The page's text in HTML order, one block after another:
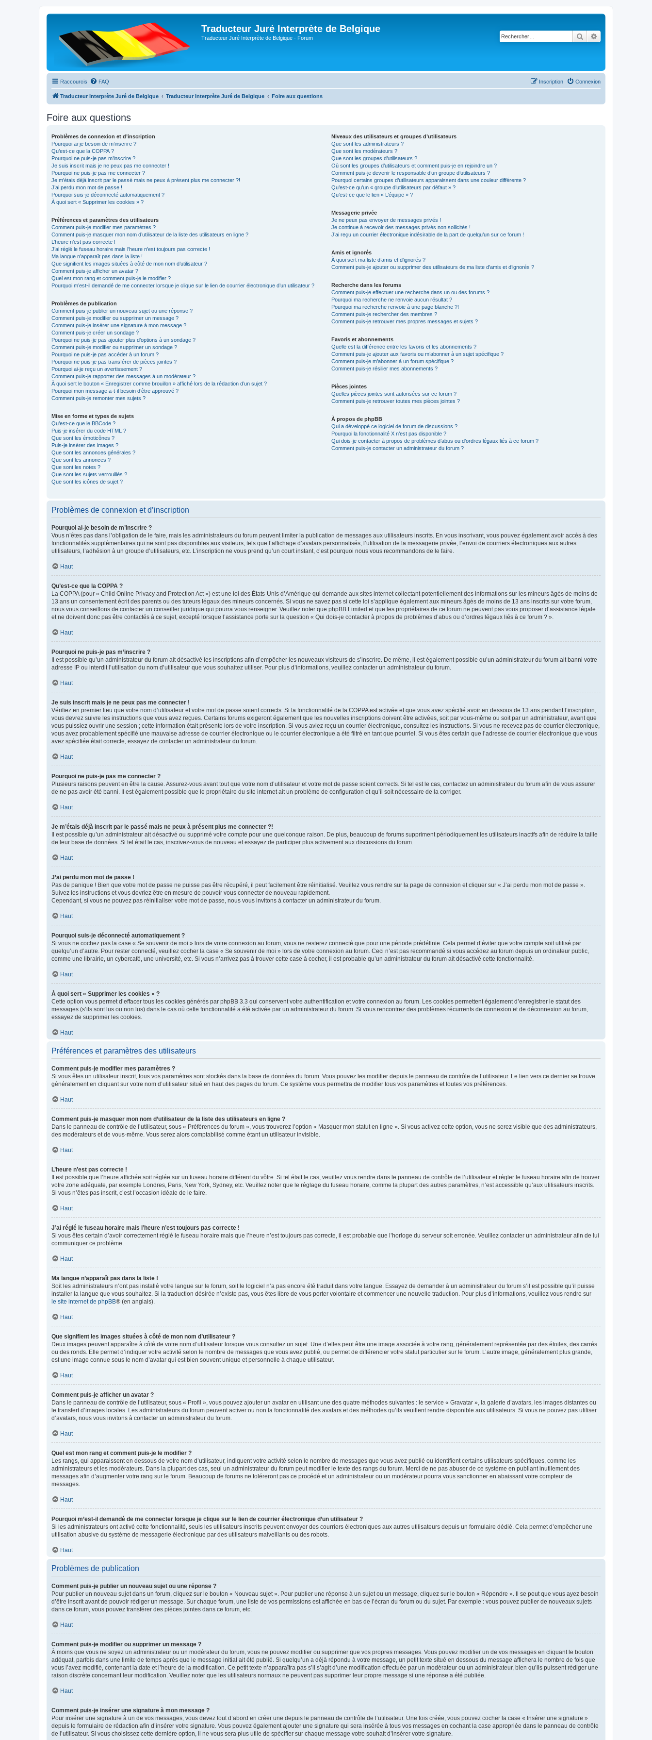
Traducteur Juré Interprète de Belgique
Traducteur Juré Interprète de Belgique - Forum Rechercher
Raccourcis FAQ Connexion
Inscription
Traducteur Interprète Juré de Belgique Traducteur Interprète Juré de Belgique Foire aux questions
Foire aux questions
Problèmes de connexion et d’inscription
Pourquoi ai-je besoin de m’inscrire ?
Qu’est-ce que la COPPA ?
Pourquoi ne puis-je pas m’inscrire ?
Je suis inscrit mais je ne peux pas me connecter !
Pourquoi ne puis-je pas me connecter ?
Je m’étais déjà inscrit par le passé mais ne peux à présent plus me connecter ?!
J’ai perdu mon mot de passe !
Pourquoi suis-je déconnecté automatiquement ?
À quoi sert « Supprimer les cookies » ?
Préférences et paramètres des utilisateurs
Comment puis-je modifier mes paramètres ?
Comment puis-je masquer mon nom d’utilisateur de la liste des utilisateurs en ligne ?
L’heure n’est pas correcte !
J’ai réglé le fuseau horaire mais l’heure n’est toujours pas correcte !
Ma langue n’apparaît pas dans la liste !
Que signifient les images situées à côté de mon nom d’utilisateur ?
Comment puis-je afficher un avatar ?
Quel est mon rang et comment puis-je le modifier ?
Pourquoi m’est-il demandé de me connecter lorsque je clique sur le lien de courrier électronique d’un utilisateur ?
Problèmes de publication
Comment puis-je publier un nouveau sujet ou une réponse ?
Comment puis-je modifier ou supprimer un message ?
Comment puis-je insérer une signature à mon message ?
Comment puis-je créer un sondage ?
Pourquoi ne puis-je pas ajouter plus d’options à un sondage ?
Comment puis-je modifier ou supprimer un sondage ?
Pourquoi ne puis-je pas accéder à un forum ?
Pourquoi ne puis-je pas transférer de pièces jointes ?
Pourquoi ai-je reçu un avertissement ?
Comment puis-je rapporter des messages à un modérateur ?
À quoi sert le bouton « Enregistrer comme brouillon » affiché lors de la rédaction d’un sujet ?
Pourquoi mon message a-t-il besoin d’être approuvé ?
Comment puis-je remonter mes sujets ?
Mise en forme et types de sujets
Qu’est-ce que le BBCode ?
Puis-je insérer du code HTML ?
Que sont les émoticônes ?
Puis-je insérer des images ?
Que sont les annonces générales ?
Que sont les annonces ?
Que sont les notes ?
Que sont les sujets verrouillés ?
Que sont les icônes de sujet ?
Niveaux des utilisateurs et groupes d’utilisateurs
Que sont les administrateurs ?
Que sont les modérateurs ?
Que sont les groupes d’utilisateurs ?
Où sont les groupes d’utilisateurs et comment puis-je en rejoindre un ?
Comment puis-je devenir le responsable d’un groupe d’utilisateurs ?
Pourquoi certains groupes d’utilisateurs apparaissent dans une couleur différente ?
Qu’est-ce qu’un « groupe d’utilisateurs par défaut » ?
Qu’est-ce que le lien « L’équipe » ?
Messagerie privée
Je ne peux pas envoyer de messages privés !
Je continue à recevoir des messages privés non sollicités !
J’ai reçu un courrier électronique indésirable de la part de quelqu’un sur ce forum !
Amis et ignorés
À quoi sert ma liste d’amis et d’ignorés ?
Comment puis-je ajouter ou supprimer des utilisateurs de ma liste d’amis et d’ignorés ?
Recherche dans les forums
Comment puis-je effectuer une recherche dans un ou des forums ?
Pourquoi ma recherche ne renvoie aucun résultat ?
Pourquoi ma recherche renvoie à une page blanche ?!
Comment puis-je rechercher des membres ?
Comment puis-je retrouver mes propres messages et sujets ?
Favoris et abonnements
Quelle est la différence entre les favoris et les abonnements ?
Comment puis-je ajouter aux favoris ou m’abonner à un sujet spécifique ?
Comment puis-je m’abonner à un forum spécifique ?
Comment puis-je résilier mes abonnements ?
Pièces jointes
Quelles pièces jointes sont autorisées sur ce forum ?
Comment puis-je retrouver toutes mes pièces jointes ?
À propos de phpBB
Qui a développé ce logiciel de forum de discussions ?
Pourquoi la fonctionnalité X n’est pas disponible ?
Qui dois-je contacter à propos de problèmes d’abus ou d’ordres légaux liés à ce forum ?
Comment puis-je contacter un administrateur du forum ?
Problèmes de connexion et d’inscription
Pourquoi ai-je besoin de m’inscrire ?
Vous n’êtes pas dans l’obligation de le faire, mais les administrateurs du forum peuvent limiter la publication de messages aux utilisateurs inscrits. En vous inscrivant, vous pouvez également avoir accès à des
fonctionnalités supplémentaires qui ne sont pas disponibles aux visiteurs, tels que l’affichage d’avatars personnalisés, l’utilisation de la messagerie privée, l’envoi de courriers électroniques aux autres
utilisateurs, l’adhésion à un groupe d’utilisateurs, etc. L’inscription ne vous prend qu’un court instant, c’est pourquoi nous vous recommandons de le faire.
Haut
Qu’est-ce que la COPPA ?
La COPPA (pour « Child Online Privacy and Protection Act ») est une loi des États-Unis d’Amérique qui demande aux sites internet collectant potentiellement des informations sur les mineurs âgés de moins de
13 ans un consentement écrit des parents ou des tuteurs légaux des mineurs concernés. Si vous ne savez pas si cette loi s’applique également aux mineurs âgés de moins de 13 ans inscrits sur votre forum,
nous vous conseillons de contacter un conseiller juridique qui pourra vous renseigner. Veuillez noter que phpBB Limited et que les propriétaires de ce forum ne peuvent pas vous proposer d’assistance légale
et ne doivent donc pas être contactés à ce sujet, excepté lorsque l’assistance porte sur la question « Qui dois-je contacter à propos de problèmes d’abus ou d’ordres légaux liés à ce forum ? ».
Haut
Pourquoi ne puis-je pas m’inscrire ?
Il est possible qu’un administrateur du forum ait désactivé les inscriptions afin d’empêcher les nouveaux visiteurs de s’inscrire. De même, il est également possible qu’un administrateur du forum ait banni votre
adresse IP ou interdit l’utilisation du nom d’utilisateur que vous souhaitez utiliser. Pour plus d’informations, veuillez contacter un administrateur du forum.
Haut
Je suis inscrit mais je ne peux pas me connecter !
Vérifiez en premier lieu que votre nom d’utilisateur et votre mot de passe soient corrects. Si la fonctionnalité de la COPPA est activée et que vous avez spécifié avoir en dessous de 13 ans pendant l’inscription,
vous devrez suivre les instructions que vous avez reçues. Certains forums exigeront également que les nouvelles inscriptions doivent être activées, soit par vous-même ou soit par un administrateur, avant que
vous puissiez ouvrir une session ; cette information était présente lors de votre inscription. Si vous aviez reçu un courrier électronique, consultez les instructions. Si vous ne recevez pas de courrier électronique,
vous avez probablement spécifié une mauvaise adresse de courrier électronique ou le courrier électronique a été filtré en tant que pourriel. Si vous êtes certain que l’adresse de courrier électronique que vous
avez spécifiée était correcte, essayez de contacter un administrateur du forum.
Haut
Pourquoi ne puis-je pas me connecter ?
Plusieurs raisons peuvent en être la cause. Assurez-vous avant tout que votre nom d’utilisateur et votre mot de passe soient corrects. Si tel est le cas, contactez un administrateur du forum afin de vous assurer
de ne pas avoir été banni. Il est également possible que le propriétaire du site internet ait un problème de configuration et qu’il soit nécessaire de la corriger.
Haut
Je m’étais déjà inscrit par le passé mais ne peux à présent plus me connecter ?!
Il est possible qu’un administrateur ait désactivé ou supprimé votre compte pour une quelconque raison. De plus, beaucoup de forums suppriment périodiquement les utilisateurs inactifs afin de réduire la taille
de leur base de données. Si tel était le cas, inscrivez-vous de nouveau et essayez de participer plus activement aux discussions du forum.
Haut
J’ai perdu mon mot de passe !
Pas de panique ! Bien que votre mot de passe ne puisse pas être récupéré, il peut facilement être réinitialisé. Veuillez vous rendre sur la page de connexion et cliquer sur « J’ai perdu mon mot de passe ».
Suivez les instructions et vous devriez être en mesure de pouvoir vous connecter de nouveau rapidement.
Cependant, si vous ne pouvez pas réinitialiser votre mot de passe, nous vous invitons à contacter un administrateur du forum.
Haut
Pourquoi suis-je déconnecté automatiquement ?
Si vous ne cochez pas la case « Se souvenir de moi » lors de votre connexion au forum, vous ne resterez connecté que pour une période prédéfinie. Cela permet d’éviter que votre compte soit utilisé par
quelqu’un d’autre. Pour rester connecté, veuillez cocher la case « Se souvenir de moi » lors de votre connexion au forum. Ceci n’est pas recommandé si vous accédez au forum depuis un ordinateur public,
comme une librairie, un cybercafé, une université, etc. Si vous n’arrivez pas à trouver cette case à cocher, il est probable qu’un administrateur du forum ait désactivé cette fonctionnalité.
Haut
À quoi sert « Supprimer les cookies » ?
Cette option vous permet d’effacer tous les cookies générés par phpBB 3.3 qui conservent votre authentification et votre connexion au forum. Les cookies permettent également d’enregistrer le statut des
messages (s’ils sont lus ou non lus) dans le cas où cette fonctionnalité a été activée par un administrateur du forum. Si vous rencontrez des problèmes récurrents de connexion et de déconnexion au forum,
essayez de supprimer les cookies.
Haut
Préférences et paramètres des utilisateurs
Comment puis-je modifier mes paramètres ?
Si vous êtes un utilisateur inscrit, tous vos paramètres sont stockés dans la base de données du forum. Vous pouvez les modifier depuis le panneau de contrôle de l’utilisateur. Le lien vers ce dernier se trouve
généralement en cliquant sur votre nom d’utilisateur situé en haut des pages du forum. Ce système vous permettra de modifier tous vos paramètres et toutes vos préférences.
Haut
Comment puis-je masquer mon nom d’utilisateur de la liste des utilisateurs en ligne ?
Dans le panneau de contrôle de l’utilisateur, sous « Préférences du forum », vous trouverez l’option « Masquer mon statut en ligne ». Si vous activez cette option, vous ne serez visible que des administrateurs,
des modérateurs et de vous-même. Vous serez alors comptabilisé comme étant un utilisateur invisible.
Haut
L’heure n’est pas correcte !
Il est possible que l’heure affichée soit réglée sur un fuseau horaire différent du vôtre. Si tel était le cas, veuillez vous rendre dans le panneau de contrôle de l’utilisateur et régler le fuseau horaire afin de trouver
votre zone adéquate, par exemple Londres, Paris, New York, Sydney, etc. Veuillez noter que le réglage du fuseau horaire, comme la plupart des autres paramètres, n’est accessible qu’aux utilisateurs inscrits.
Si vous n’êtes pas inscrit, c’est l’occasion idéale de le faire.
Haut
J’ai réglé le fuseau horaire mais l’heure n’est toujours pas correcte !
Si vous êtes certain d’avoir correctement réglé le fuseau horaire mais que l’heure n’est toujours pas correcte, il est probable que l’horloge du serveur soit erronée. Veuillez contacter un administrateur afin de lui
communiquer ce problème.
Haut
Ma langue n’apparaît pas dans la liste !
Soit les administrateurs n’ont pas installé votre langue sur le forum, soit le logiciel n’a pas encore été traduit dans votre langue. Essayez de demander à un administrateur du forum s’il est possible qu’il puisse
installer la langue que vous souhaitez. Si la traduction désirée n’existe pas, vous êtes libre de vous porter volontaire et commencer une nouvelle traduction. Pour plus d’informations, veuillez vous rendre sur
le site internet de phpBB® (en anglais).
Haut
Que signifient les images situées à côté de mon nom d’utilisateur ?
Deux images peuvent apparaître à côté de votre nom d’utilisateur lorsque vous consultez un sujet. Une d’elles peut être une image associée à votre rang, généralement représentée par des étoiles, des carrés
ou des ronds. Elle permet d’indiquer votre activité selon le nombre de messages que vous avez publié, ou permet de différencier votre statut particulier sur le forum. L’autre image, généralement plus grande,
est une image connue sous le nom d’avatar qui est bien souvent unique et personnelle à chaque utilisateur.
Haut
Comment puis-je afficher un avatar ?
Dans le panneau de contrôle de l’utilisateur, sous « Profil », vous pouvez ajouter un avatar en utilisant une des quatre méthodes suivantes : le service « Gravatar », la galerie d’avatars, les images distantes ou
le transfert d’images locales. Les administrateurs du forum peuvent activer ou non la fonctionnalité des avatars et des méthodes qu’ils veuillent rendre disponible aux utilisateurs. Si vous ne pouvez pas utiliser
d’avatars, nous vous invitons à contacter un administrateur du forum.
Haut
Quel est mon rang et comment puis-je le modifier ?
Les rangs, qui apparaissent en dessous de votre nom d’utilisateur, indiquent votre activité selon le nombre de messages que vous avez publié ou identifient certains utilisateurs spécifiques, comme les
administrateurs et les modérateurs. Dans la plupart des cas, seul un administrateur du forum peut modifier le texte des rangs du forum. Merci de ne pas abuser de ce système en publiant inutilement des
messages afin d’augmenter votre rang sur le forum. Beaucoup de forums ne toléreront pas ce procédé et un administrateur ou un modérateur pourra vous sanctionner en abaissant votre compteur de
messages.
Haut
Pourquoi m’est-il demandé de me connecter lorsque je clique sur le lien de courrier électronique d’un utilisateur ?
Si les administrateurs ont activé cette fonctionnalité, seuls les utilisateurs inscrits peuvent envoyer des courriers électroniques aux autres utilisateurs depuis un formulaire dédié. Cela permet d’empêcher une
utilisation abusive du système de messagerie électronique par des utilisateurs malveillants ou des robots.
Haut
Problèmes de publication
Comment puis-je publier un nouveau sujet ou une réponse ?
Pour publier un nouveau sujet dans un forum, cliquez sur le bouton « Nouveau sujet ». Pour publier une réponse à un sujet ou un message, cliquez sur le bouton « Répondre ». Il se peut que vous ayez besoin
d’être inscrit avant de pouvoir rédiger un message. Sur chaque forum, une liste de vos permissions est affichée en bas de l’écran du forum ou du sujet. Par exemple : vous pouvez publier de nouveaux sujets
dans ce forum, vous pouvez transférer des pièces jointes dans ce forum, etc.
Haut
Comment puis-je modifier ou supprimer un message ?
À moins que vous ne soyez un administrateur ou un modérateur du forum, vous ne pouvez modifier ou supprimer que vos propres messages. Vous pouvez modifier un de vos messages en cliquant le bouton
adéquat, parfois dans une limite de temps après que le message initial ait été publié. Si quelqu’un a déjà répondu à votre message, un petit texte situé en dessous du message affichera le nombre de fois que
vous l’avez modifié, contenant la date et l’heure de la modification. Ce petit texte n’apparaîtra pas s’il s’agit d’une modification effectuée par un modérateur ou un administrateur, bien qu’ils puissent rédiger une
raison discrète concernant leur modification. Veuillez noter que les utilisateurs normaux ne peuvent pas supprimer leur propre message si une réponse a été publiée.
Haut
Comment puis-je insérer une signature à mon message ?
Pour insérer une signature à un de vos messages, vous devez tout d’abord en créer une depuis le panneau de contrôle de l’utilisateur. Une fois créée, vous pouvez cocher la case « Insérer une signature »
depuis le formulaire de rédaction afin d’insérer votre signature. Vous pouvez également ajouter une signature qui sera insérée à tous vos messages en cochant la case appropriée dans le panneau de contrôle
de l’utilisateur. Si vous choisissez cette dernière option, il ne vous sera plus utile de spécifier sur chaque message votre souhait d’insérer votre signature.